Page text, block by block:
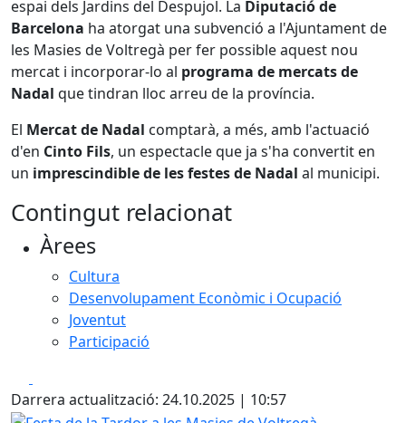
espai dels Jardins del Despujol. La Diputació de
Barcelona ha atorgat una subvenció a l'Ajuntament de
les Masies de Voltregà per fer possible aquest nou
mercat i incorporar-lo al programa de mercats de
Nadal que tindran lloc arreu de la província.
El Mercat de Nadal comptarà, a més, amb l'actuació
d'en Cinto Fils, un espectacle que ja s'ha convertit en
un imprescindible de les festes de Nadal al municipi.
Contingut relacionat
Àrees
Cultura
Desenvolupament Econòmic i Ocupació
Joventut
Participació
Darrera actualització: 24.10.2025 | 10:57